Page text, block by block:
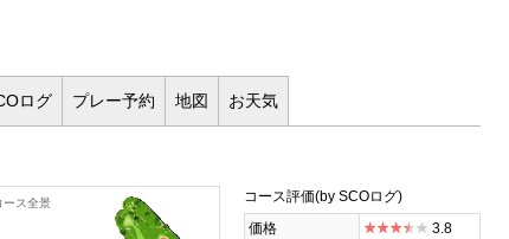
ログ プレー予約 地図 お天気
ース全景 コース評価(by SCOログ)
価格
3.8